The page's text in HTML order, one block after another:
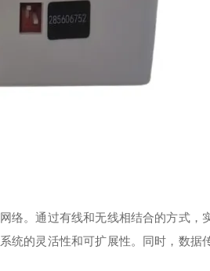
络。通过有线和无线相结合的方式，
统的灵活性和可扩展性。同时，数据